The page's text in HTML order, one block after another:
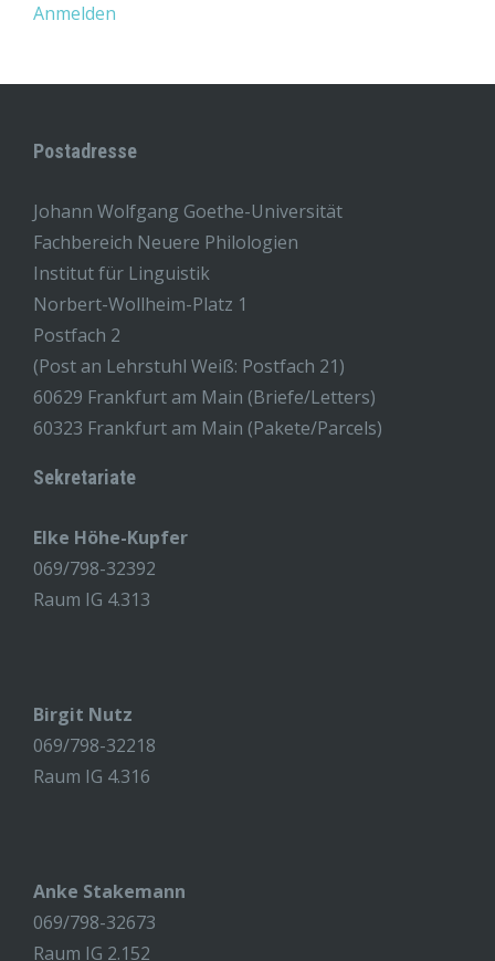
Anmelden
Postadresse
Johann Wolfgang Goethe-Universität
Fachbereich Neuere Philologien
Institut für Linguistik
Norbert-Wollheim-Platz 1
Postfach 2
(Post an Lehrstuhl Weiß: Postfach 21)
60629 Frankfurt am Main (Briefe/Letters)
60323 Frankfurt am Main (Pakete/Parcels)
Sekretariate
Elke Höhe-Kupfer
069/798-32392
Raum IG 4.313
Birgit Nutz
069/798-32218
Raum IG 4.316
Anke Stakemann
069/798-32673
Raum IG 2.152